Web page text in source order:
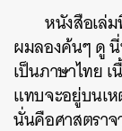
หนังสือเล่
ผมลองค้นๆ ดู
เป็นภาษาไทย เ
แทบจะอยู่บนเ
นั่นคือศาสตราจ